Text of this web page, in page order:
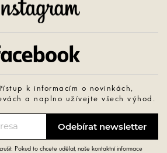
k informacím o novinkách,
a naplno užívejte všech výhod.
Pokud to chcete udělat, naše kontaktní informace